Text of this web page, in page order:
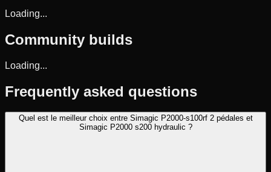
Loading...
Community builds
Loading...
Frequently asked questions
Quel est le meilleur choix entre Simagic P2000-s100rf 2 pédales et
Simagic P2000 s200 hydraulic ?